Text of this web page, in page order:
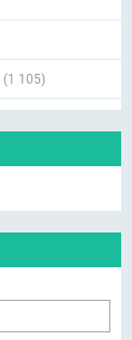
(1 105)